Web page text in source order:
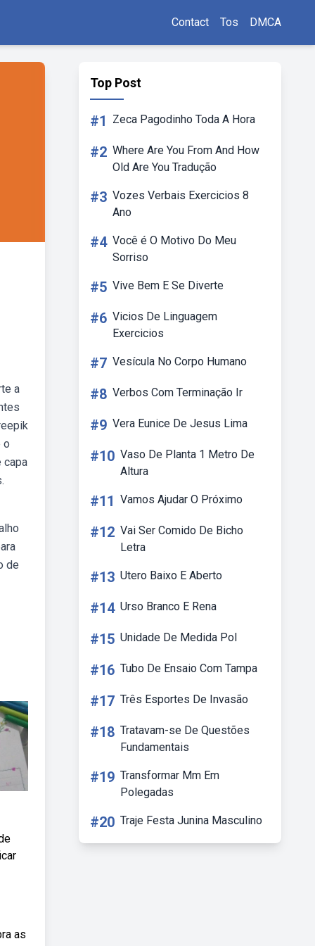
Contact Tos DMCA
a
o
capa
de
as
Top Post
#1 Zeca Pagodinho Toda A Hora
#2 Where Are You From And How
Old Are You Tradução
#3 Vozes Verbais Exercicios 8
Ano
#4 Você é O Motivo Do Meu
Sorriso
#5 Vive Bem E Se Diverte
#6 Vicios De Linguagem
Exercicios
#7 Vesícula No Corpo Humano
#8 Verbos Com Terminação Ir
#9 Vera Eunice De Jesus Lima
#10 Vaso De Planta 1 Metro De
Altura
#11 Vamos Ajudar O Próximo
#12 Vai Ser Comido De Bicho
Letra
#13 Utero Baixo E Aberto
#14 Urso Branco E Rena
#15 Unidade De Medida Pol
#16 Tubo De Ensaio Com Tampa
#17 Três Esportes De Invasão
#18 Tratavam-se De Questões
Fundamentais
#19 Transformar Mm Em
Polegadas
#20 Traje Festa Junina Masculino